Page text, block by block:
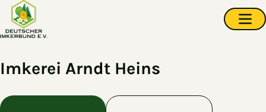
Zum Hauptinhalt springen
Imkerei Arndt Heins